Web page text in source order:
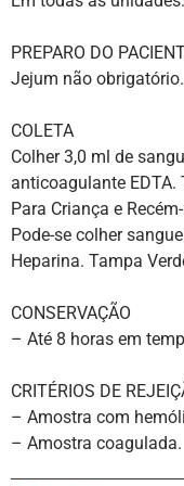
PREPARO DO
Jejum não obrigatório.
COLETA
Colher 3,0 ml de
anticoagulante EDTA.
Para Criança e
Pode-se colher
Heparina. Tampa
CONSERVAÇÃO
– Até 8 horas em
CRITÉRIOS DE
– Amostra com
– Amostra coagulada.